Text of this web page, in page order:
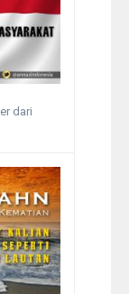
dari